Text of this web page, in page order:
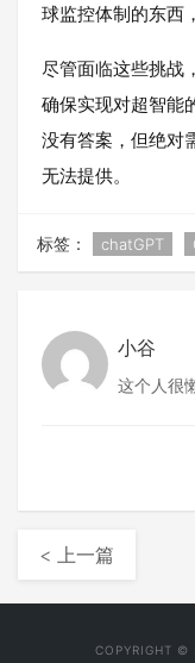
球监控体制的东西
尽管面临这些挑战
确保实现对超智能
没有答案，但绝
无法提供。
标签： chatGPT
小谷
这个人很
< 上一篇
COPYRIGHT ©